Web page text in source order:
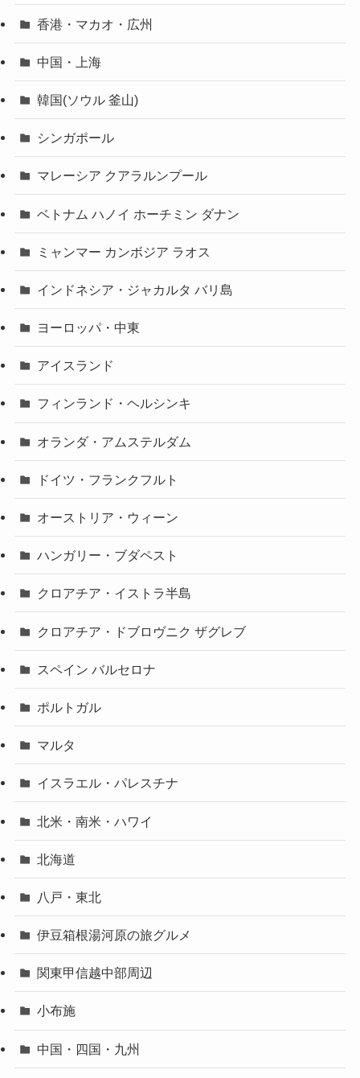
香港・マカオ・広州
中国・上海
韓国(ソウル 釜山)
シンガポール
マレーシア クアラルンプール
ベトナム ハノイ ホーチミン ダナン
ミャンマー カンボジア ラオス
インドネシア・ジャカルタ バリ島
ヨーロッパ・中東
アイスランド
フィンランド・ヘルシンキ
オランダ・アムステルダム
ドイツ・フランクフルト
オーストリア・ウィーン
ハンガリー・ブダペスト
クロアチア・イストラ半島
クロアチア・ドブロヴニク ザグレブ
スペイン バルセロナ
ポルトガル
マルタ
イスラエル・パレスチナ
北米・南米・ハワイ
北海道
八戸・東北
伊豆箱根湯河原の旅グルメ
関東甲信越中部周辺
小布施
中国・四国・九州